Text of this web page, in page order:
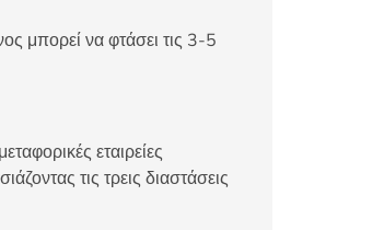
μπορεί να φτάσει τις 3-5
εταιρείες
τις τρεις διαστάσεις